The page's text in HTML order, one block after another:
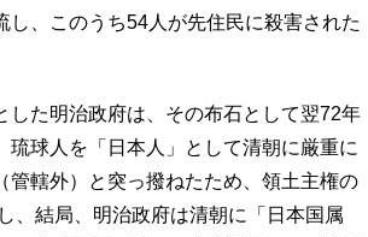
、このうち54人が先住民に殺害された
た明治政府は、その布石として翌72年
球人を「日本人」として清朝に厳重に
轄外）と突っ撥ねたため、領土主権の
、結局、明治政府は清朝に「日本国属